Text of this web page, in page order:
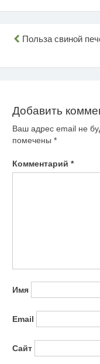
Навигация
Польза свиной
Добавить
Ваш адрес email не
помечены *
Комментарий *
Имя
Email
Сайт